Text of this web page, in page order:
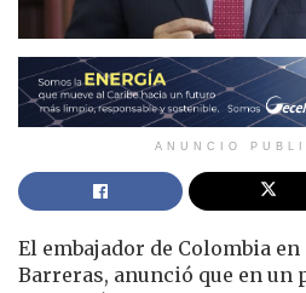
ANUNCIO
El embajador de Colombia
Barreras, anunció que en un